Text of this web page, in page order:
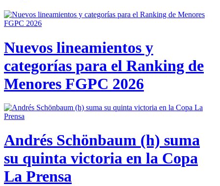
Nuevos lineamientos y
categorías para el Ranking de
Menores FGPC 2026
Andrés Schönbaum (h) suma
su quinta victoria en la Copa
La Prensa